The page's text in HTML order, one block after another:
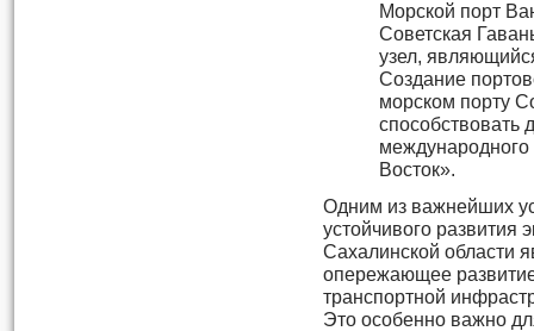
Морской порт
Советская
узел,
Создание
морском порту
способствовать
международного
Восток».
Одним из важнейших
устойчивого развития
Сахалинской области
опережающее
транспортной
Это особенно важно